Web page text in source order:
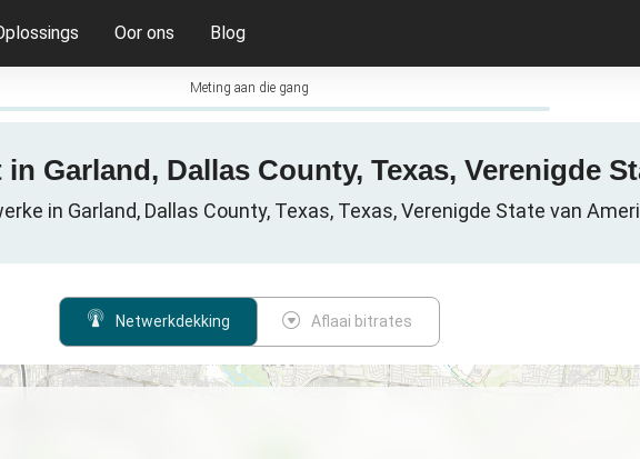
Oor ons Blog
Meting aan die gang
Garland, Dallas County, Texas, Verenigde
in Garland, Dallas County, Texas, Texas, Verenigde State van
Netwerkdekking Aflaai bitrates